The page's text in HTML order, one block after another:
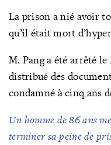
La prison a nié avoir
qu’il était mort
M. Pang a été arrêté
distribué des
condamné à cinq ans
Un homme de 86 ans
terminer sa peine de